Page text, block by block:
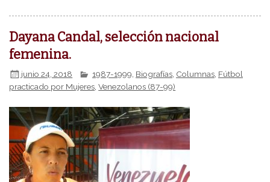
Dayana Candal, selección nacional
femenina.
junio 24, 2018 1987-1999 Biografías Columnas Fútbol
practicado por Mujeres ,Venezolanos (87-99)